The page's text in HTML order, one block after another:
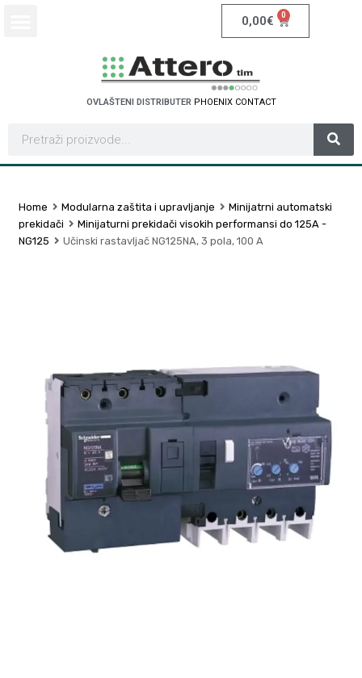
0,00€ 0
OVLAŠTENI DISTRIBUTER PHOENIX CONTACT
Home Modularna zaštita i upravljanje
Minijatrni automatski
prekidači
Minijaturni prekidači visokih performansi do 125A -
NG125
Učinski rastavljač NG125NA, 3 pola, 100 A